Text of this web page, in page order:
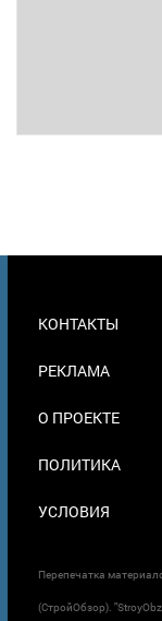
В
КОНТАКТЫ
РЕКЛАМА
О ПРОЕКТЕ
ПОЛИТИКА
УСЛОВИЯ
Перепечатка
(СтройОбзор).